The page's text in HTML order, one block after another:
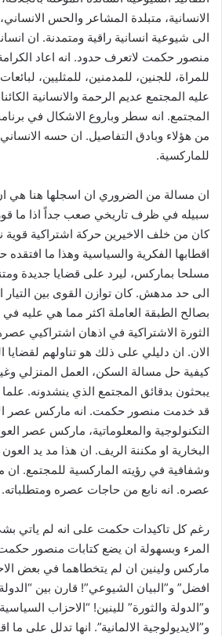
الانسانية، متبلدة المشاعر والحس
الى شيوعية انسانية راقية ومتمدنة. ان
منصور حكمت لاتعرف حدود. انه اعاد
للمراة، للجنين، للمدمنين، للمثليين،
عليه المجتمع عديم الرحمة والانسانية
المجتمع. انه سطر وباروع الاشكال في
من هؤلاء وبادق التفاصيل. ان حسه
للماركسية.
ان مسالة من الضروري ان اسجلها هنا
سبيله في ظرف تاريخي صعب جداً اذا ما
كان من خلف الاخيرين حركة اشتراكية قوية
اقطابها الفكرية والسياسية وهذا ما
مسلحا بماركس، ليرد على قضايا جديدة
الى حد مدهش. كان توازن القوى بين التيار
بصالح الطبقة العاملة اكثر مما هي عليه
الثورة الاشتراكية في اذهان اشتراكيي
الان. ان دليلي على ذلك هو تناولهم لقضايا
كيفية حل مسالة السكن، العمل المنزلي
يبحثون بدقائق المجتمع الذي ينشدونه.
قد خدمت منصور حكمت. انه ماركس عصر
التكنولوجية والمعلوماتية، ماركس عصر
البخارية او مكننة الريف. ان هذا مد يد
وشفافية في رؤيته الماركسية للمجتمع.
عصره. انه نابع من حاجات عصره ومتطلباته.
رغم كل تاكيدات حكمت على انه لم ياتي
المرء وبسهولة ان يضع كتابات منصور
ماركس ولينين ان لم يتخطاهما في بعض
افضل” و”البيان الشيوعي”! قارن بين
و”الدولة والثورة” للينين! “الاحزاب
و”الايديولوجية الالمانية”. انها تدلل على ما